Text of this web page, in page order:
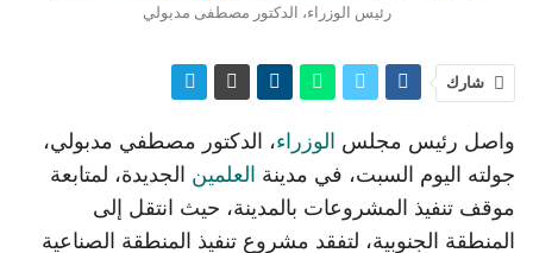
رئيس الوزراء، الدكتور مصطفى مدبولي
شارك
واصل رئيس مجلس الوزراء، الدكتور مصطفي مدبولي،
جولته اليوم السبت، في مدينة العلمين الجديدة، لمتابعة
موقف تنفيذ المشروعات بالمدينة، حيث انتقل إلى
المنطقة الجنوبية، لتفقد مشروع تنفيذ المنطقة الصناعية